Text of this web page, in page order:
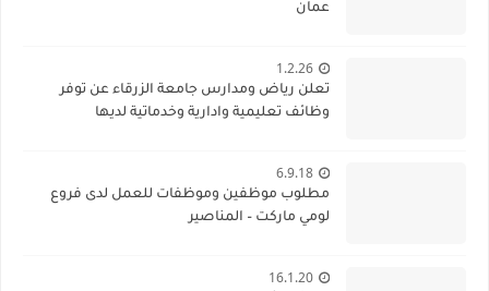
عمان
1.2.26
تعلن رياض ومدارس جامعة الزرقاء عن توفر
وظائف تعليمية وادارية وخدماتية لديها
6.9.18
مطلوب موظفين وموظفات للعمل لدى فروع
لومي ماركت – المناصير
16.1.20